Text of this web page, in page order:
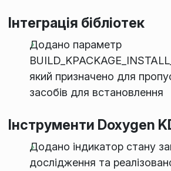
Інтеграція бібліотек
Додано параметр
який призначено для
засобів для встановлення
Інструменти Doxygen
Додано індикатор стану
дослідження та